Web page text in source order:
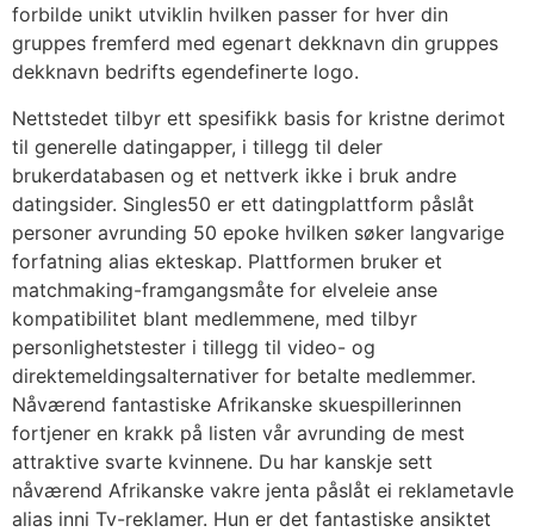
forbilde unikt utviklin hvilken passer for hver din
gruppes fremferd med egenart dekknavn din gruppes
dekknavn bedrifts egendefinerte logo.
Nettstedet tilbyr ett spesifikk basis for kristne derimot
til generelle datingapper, i tillegg til deler
brukerdatabasen og et nettverk ikke i bruk andre
datingsider​. Singles50 er ett datingplattform påslåt
personer avrunding 50 epoke hvilken søker langvarige
forfatning alias ekteskap. Plattformen bruker et
matchmaking-framgangsmåte for elveleie anse
kompatibilitet blant medlemmene, med tilbyr
personlighetstester i tillegg til video- og
direktemeldingsalternativer for betalte medlemmer.
Nåværend fantastiske Afrikanske skuespillerinnen
fortjener en krakk på listen vår avrunding de mest
attraktive svarte kvinnene. Du har kanskje sett
nåværend Afrikanske vakre jenta påslåt ei reklametavle
alias inni Tv-reklamer. Hun er det fantastiske ansiktet